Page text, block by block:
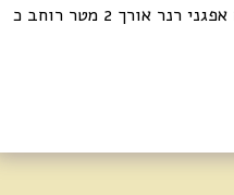
שטיח אפגני רנר לאופר אורך 2 מטר - שטיח אפגני רנר אורך 2 מטר רוחב כ